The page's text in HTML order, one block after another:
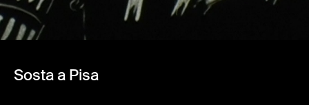
Sosta a Pisa